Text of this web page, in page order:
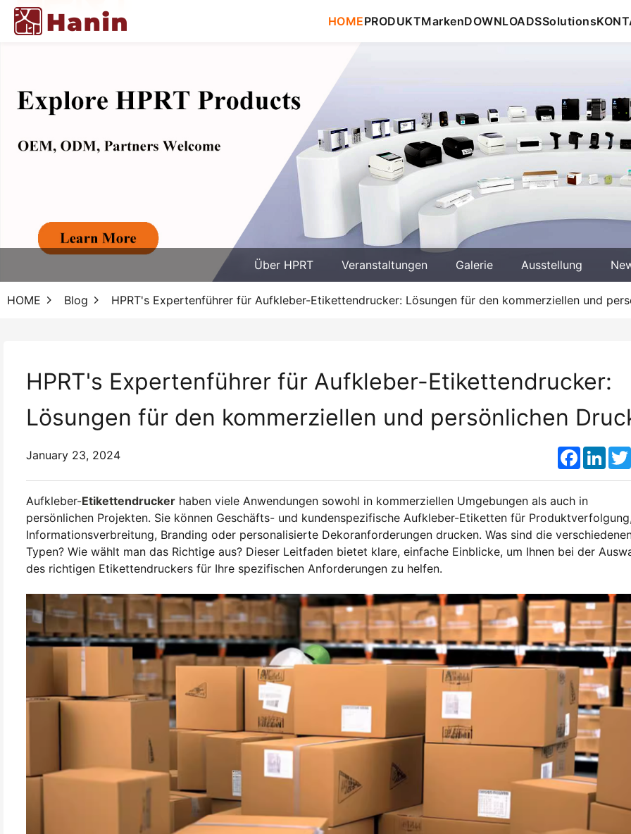
HOMEPRODUKTMarkenDOWNLOADSSolutions
Über HPRT Veranstaltungen Galerie Ausstellung
HOME Blog HPRT's Expertenführer für Aufkleber-Etikettendrucker: Lösungen für den kommerziellen und
HPRT's Expertenführer für Aufkleber-Etikettendrucker:
Lösungen für den kommerziellen und persönlichen
January 23, 2024 Facebook
Aufkleber-Etikettendrucker haben viele Anwendungen sowohl in kommerziellen Umgebungen als auch in
persönlichen Projekten. Sie können Geschäfts- und kundenspezifische Aufkleber-Etiketten für Produktverfolgung,
Informationsverbreitung, Branding oder personalisierte Dekoranforderungen drucken. Was sind die
Typen? Wie wählt man das Richtige aus? Dieser Leitfaden bietet klare, einfache Einblicke, um Ihnen bei der
des richtigen Etikettendruckers für Ihre spezifischen Anforderungen zu helfen.